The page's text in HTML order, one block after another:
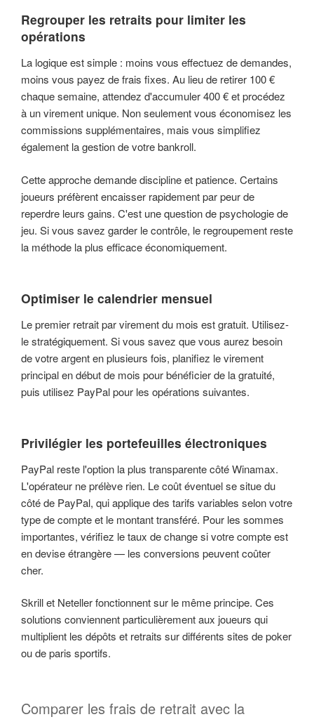
Regrouper les retraits pour limiter les
opérations
La logique est simple : moins vous effectuez de demandes,
moins vous payez de frais fixes. Au lieu de retirer 100 €
chaque semaine, attendez d'accumuler 400 € et procédez
à un virement unique. Non seulement vous économisez les
commissions supplémentaires, mais vous simplifiez
également la gestion de votre bankroll.
Cette approche demande discipline et patience. Certains
joueurs préfèrent encaisser rapidement par peur de
reperdre leurs gains. C'est une question de psychologie de
jeu. Si vous savez garder le contrôle, le regroupement reste
la méthode la plus efficace économiquement.
Optimiser le calendrier mensuel
Le premier retrait par virement du mois est gratuit. Utilisez-
le stratégiquement. Si vous savez que vous aurez besoin
de votre argent en plusieurs fois, planifiez le virement
principal en début de mois pour bénéficier de la gratuité,
puis utilisez PayPal pour les opérations suivantes.
Privilégier les portefeuilles électroniques
PayPal reste l'option la plus transparente côté Winamax.
L'opérateur ne prélève rien. Le coût éventuel se situe du
côté de PayPal, qui applique des tarifs variables selon votre
type de compte et le montant transféré. Pour les sommes
importantes, vérifiez le taux de change si votre compte est
en devise étrangère — les conversions peuvent coûter
cher.
Skrill et Neteller fonctionnent sur le même principe. Ces
solutions conviennent particulièrement aux joueurs qui
multiplient les dépôts et retraits sur différents sites de poker
ou de paris sportifs.
Comparer les frais de retrait avec la